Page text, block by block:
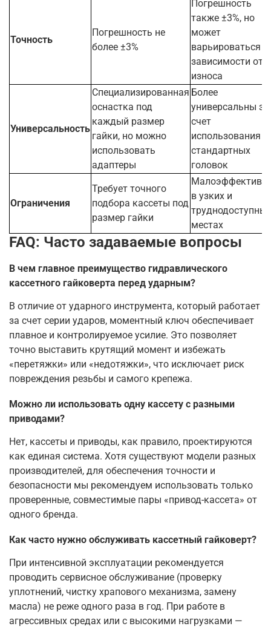
Точность
Погрешность не
более ±3%
Погрешность
также ±3%, но
может
варьироваться в
зависимости от
износа
Универсальность
Специализированная
оснастка под
каждый размер
гайки, но можно
использовать
адаптеры
Более
универсальны за
счет
использования
стандартных
головок
Ограничения
Требует точного
подбора кассеты под
размер гайки
в узких и
труднодоступных
местах
FAQ: Часто задаваемые вопросы
В чем главное преимущество гидравлического
кассетного гайковерта перед ударным?
В отличие от ударного инструмента, который работает
за счет серии ударов, моментный ключ обеспечивает
плавное и контролируемое усилие. Это позволяет
точно выставить крутящий момент и избежать
«перетяжки» или «недотяжки», что исключает риск
повреждения резьбы и самого крепежа.
Можно ли использовать одну кассету с разными
приводами?
Нет, кассеты и приводы, как правило, проектируются
как единая система. Хотя существуют модели разных
производителей, для обеспечения точности и
безопасности мы рекомендуем использовать только
проверенные, совместимые пары «привод-кассета» от
одного бренда.
Как часто нужно обслуживать кассетный гайковерт?
При интенсивной эксплуатации рекомендуется
проводить сервисное обслуживание (проверку
уплотнений, чистку храпового механизма, замену
масла) не реже одного раза в год. При работе в
агрессивных средах или с высокими нагрузками —